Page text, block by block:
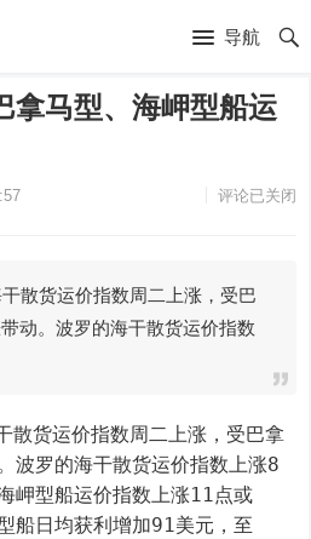
导航
拿马型、海岬型船运
评论已关闭
散货运价指数周二上涨，受巴
动。波罗的海干散货运价指数
波罗的海干散货运价指数上涨8
岬型船运价指数上涨11点或
船日均获利增加91美元，至